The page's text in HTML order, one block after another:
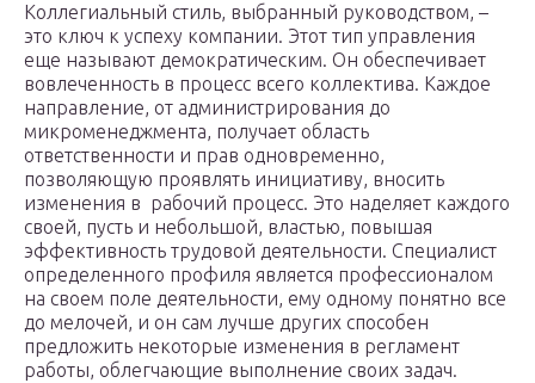
Коллегиальный стиль, выбранный руководством, –
это ключ к успеху компании. Этот тип управления
еще называют демократическим. Он обеспечивает
вовлеченность в процесс всего коллектива. Каждое
направление, от администрирования до
микроменеджмента, получает область
ответственности и прав одновременно,
позволяющую проявлять инициативу, вносить
изменения в рабочий процесс. Это наделяет каждого
своей, пусть и небольшой, властью, повышая
эффективность трудовой деятельности. Специалист
определенного профиля является профессионалом
на своем поле деятельности, ему одному понятно все
до мелочей, и он сам лучше других способен
предложить некоторые изменения в регламент
работы, облегчающие выполнение своих задач.